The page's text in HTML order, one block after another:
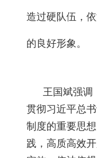
造过硬队伍，
的良好形象。
王国斌强调
贯彻习近平总
制度的重要思
践，高质高效